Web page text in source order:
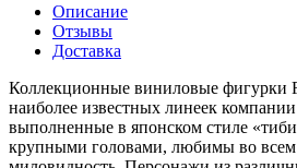
Описание
Отзывы
Доставка
Коллекционные виниловые фигурки
наиболее известных линеек
выполненные в японском стиле
крупными головами, любимы во всем